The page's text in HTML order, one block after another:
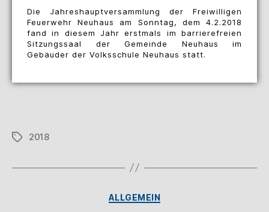
Die Jahreshauptversammlung der Freiwilligen
Feuerwehr Neuhaus am Sonntag, dem 4.2.2018
fand in diesem Jahr erstmals im barrierefreien
Sitzungssaal der Gemeinde Neuhaus im
Gebäuder der Volksschule Neuhaus statt.
2018
ALLGEMEIN